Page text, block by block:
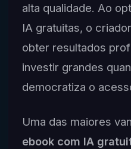
alta qualidade. Ao
IA gratuitas, o
obter resultados
investir grandes
democratiza o
Uma das maiores
ebook com IA